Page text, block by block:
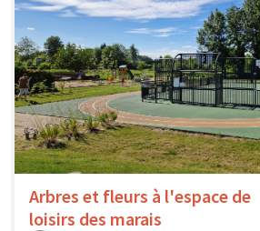
Arbres et fleurs à l'espace de
loisirs des marais